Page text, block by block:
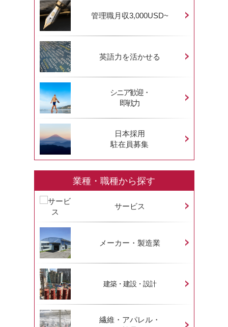
管理職月収3,000USD~
英語力を活かせる
シニア歓迎・
即戦力
日本採用
駐在員募集
業種・職種から探す
サービス
メーカー・製造業
建築・建設・設計
繊維・アパレル・